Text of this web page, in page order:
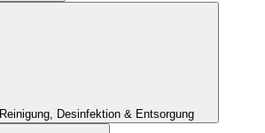
Reinigung, Desinfektion & Entsorgung